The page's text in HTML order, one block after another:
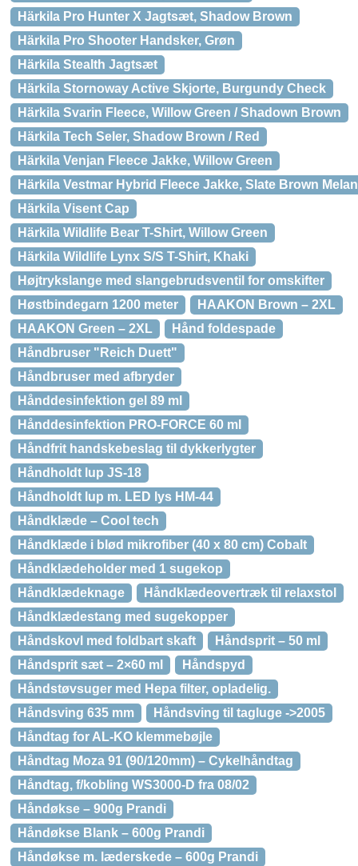
Härkila Pro Hunter X Jagtsæt, Shadow Brown
Härkila Pro Shooter Handsker, Grøn
Härkila Stealth Jagtsæt
Härkila Stornoway Active Skjorte, Burgundy Check
Härkila Svarin Fleece, Willow Green / Shadown Brown
Härkila Tech Seler, Shadow Brown / Red
Härkila Venjan Fleece Jakke, Willow Green
Härkila Vestmar Hybrid Fleece Jakke, Slate Brown
Härkila Visent Cap
Härkila Wildlife Bear T-Shirt, Willow Green
Härkila Wildlife Lynx S/S T-Shirt, Khaki
Højtrykslange med slangebrudsventil for omskifter
Høstbindegarn 1200 meter
HAAKON Brown – 2XL
HAAKON Green – 2XL
Hånd foldespade
Håndbruser "Reich Duett"
Håndbruser med afbryder
Hånddesinfektion gel 89 ml
Hånddesinfektion PRO-FORCE 60 ml
Håndfrit handskebeslag til dykkerlygter
Håndholdt lup JS-18
Håndholdt lup m. LED lys HM-44
Håndklæde – Cool tech
Håndklæde i blød mikrofiber (40 x 80 cm) Cobalt
Håndklædeholder med 1 sugekop
Håndklædeknage
Håndklædeovertræk til relaxstol
Håndklædestang med sugekopper
Håndskovl med foldbart skaft
Håndsprit – 50 ml
Håndsprit sæt – 2×60 ml
Håndspyd
Håndstøvsuger med Hepa filter, opladelig.
Håndsving 635 mm
Håndsving til tagluge ->2005
Håndtag for AL-KO klemmebøjle
Håndtag Moza 91 (90/120mm) – Cykelhåndtag
Håndtag, f/kobling WS3000-D fra 08/02
Håndøkse – 900g Prandi
Håndøkse Blank – 600g Prandi
Håndøkse m. læderskede – 600g Prandi